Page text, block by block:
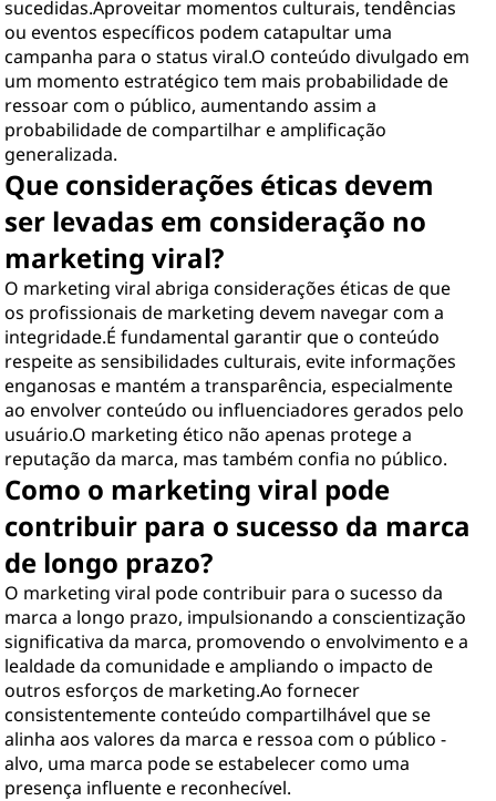
sucedidas.Aproveitar momentos culturais, tendências
ou eventos específicos podem catapultar uma
campanha para o status viral.O conteúdo divulgado em
um momento estratégico tem mais probabilidade de
ressoar com o público, aumentando assim a
probabilidade de compartilhar e amplificação
generalizada.
Que considerações éticas devem
ser levadas em consideração no
marketing viral?
O marketing viral abriga considerações éticas de que
os profissionais de marketing devem navegar com a
integridade.É fundamental garantir que o conteúdo
respeite as sensibilidades culturais, evite informações
enganosas e mantém a transparência, especialmente
ao envolver conteúdo ou influenciadores gerados pelo
usuário.O marketing ético não apenas protege a
reputação da marca, mas também confia no público.
Como o marketing viral pode
contribuir para o sucesso da marca
de longo prazo?
O marketing viral pode contribuir para o sucesso da
marca a longo prazo, impulsionando a conscientização
significativa da marca, promovendo o envolvimento e a
lealdade da comunidade e ampliando o impacto de
outros esforços de marketing.Ao fornecer
consistentemente conteúdo compartilhável que se
alinha aos valores da marca e ressoa com o público -
alvo, uma marca pode se estabelecer como uma
presença influente e reconhecível.